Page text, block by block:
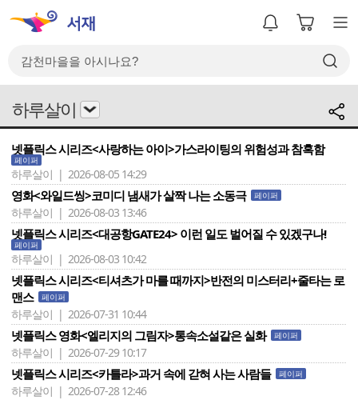
하루살이
넷플릭스 시리즈<사랑하는 아이>가스라이팅의 위험성과 참혹함
페이퍼
하루살이 | 2026-08-05 14:29
영화<와일드씽>코미디 냄새가 살짝 나는 소동극 페이퍼
하루살이 | 2026-08-03 13:46
넷플릭스 시리즈<대공항GATE24> 이런 일도 벌어질 수 있겠구나!
페이퍼
하루살이 | 2026-08-03 10:42
넷플릭스 시리즈<티셔츠가 마를 때까지>반전의 미스터리+줄타는 로
맨스
페이퍼
하루살이 | 2026-07-31 10:44
넷플릭스 영화<엘리지의 그림자>통속소설같은 실화 페이퍼
하루살이 | 2026-07-29 10:17
넷플릭스 시리즈<카틀라>과거 속에 갇혀 사는 사람들 페이퍼
하루살이 | 2026-07-28 12:46